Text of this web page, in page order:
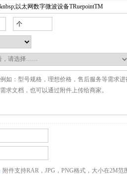
附件支持RAR，JPG，PNG格式，大小在2M范